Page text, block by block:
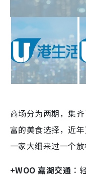
商场分为两期，集
富的美食选择，近
一家大细来过一个放
+WOO 嘉湖交通︰